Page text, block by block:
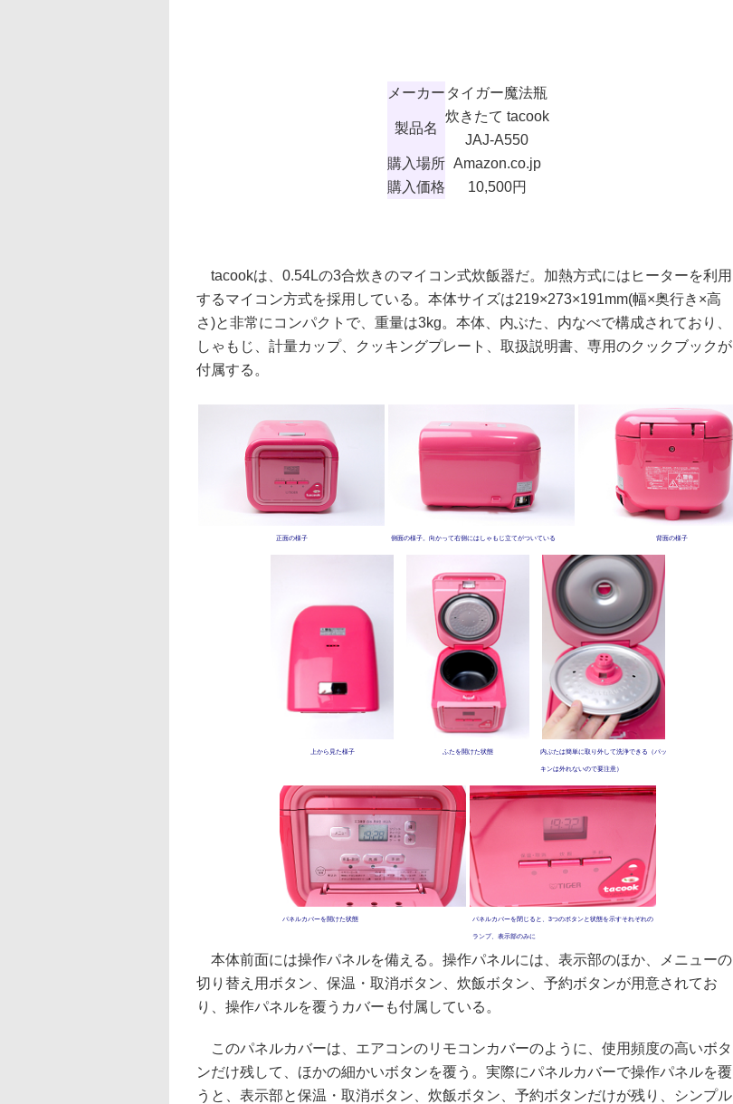
メーカー タイガー魔法瓶
製品名
炊きたて tacook
JAJ-A550
購入場所 Amazon.co.jp
購入価格
10,500円
tacookは、0.54Lの3合炊きのマイコン式炊飯器だ。加熱方式にはヒーターを利用
するマイコン方式を採用している。本体サイズは219×273×191mm(幅×奥行き×高
さ)と非常にコンパクトで、重量は3kg。本体、内ぶた、内なべで構成されており、
しゃもじ、計量カップ、クッキングプレート、取扱説明書、専用のクックブックが
付属する。
正面の様子 側面の様子。向かって右側にはしゃもじ立てがついている 背面の様子
上から見た様子 ふたを開けた状態 内ぶたは簡単に取り外して洗浄できる（パッ
キンは外れないので要注意）
パネルカバーを開けた状態 パネルカバーを閉じると、3つのボタンと状態を示すそれぞれの
ランプ、表示部のみに
本体前面には操作パネルを備える。操作パネルには、表示部のほか、メニューの
切り替え用ボタン、保温・取消ボタン、炊飯ボタン、予約ボタンが用意されてお
り、操作パネルを覆うカバーも付属している。
このパネルカバーは、エアコンのリモコンカバーのように、使用頻度の高いボタ
ンだけ残して、ほかの細かいボタンを覆う。実際にパネルカバーで操作パネルを覆
うと、表示部と保温・取消ボタン、炊飯ボタン、予約ボタンだけが残り、シンプル